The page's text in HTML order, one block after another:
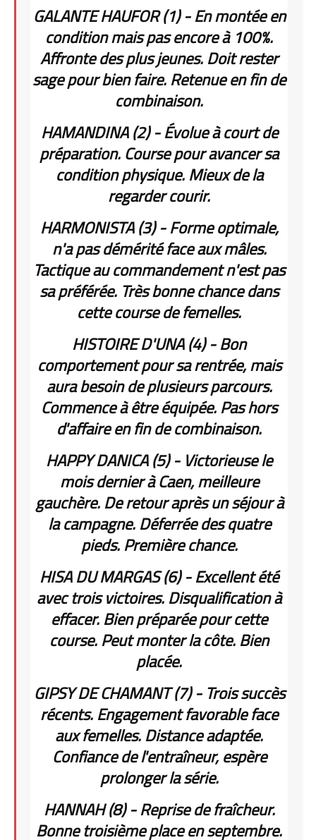
GALANTE HAUFOR (1) - En montée en
condition mais pas encore à 100%.
Affronte des plus jeunes. Doit rester
sage pour bien faire. Retenue en fin de
combinaison.
HAMANDINA (2) - Évolue à court de
préparation. Course pour avancer sa
condition physique. Mieux de la
regarder courir.
HARMONISTA (3) - Forme optimale,
n'a pas démérité face aux mâles.
Tactique au commandement n'est pas
sa préférée. Très bonne chance dans
cette course de femelles.
HISTOIRE D'UNA (4) - Bon
comportement pour sa rentrée, mais
aura besoin de plusieurs parcours.
Commence à être équipée. Pas hors
d'affaire en fin de combinaison.
HAPPY DANICA (5) - Victorieuse le
mois dernier à Caen, meilleure
gauchère. De retour après un séjour à
la campagne. Déferrée des quatre
pieds. Première chance.
HISA DU MARGAS (6) - Excellent été
avec trois victoires. Disqualification à
effacer. Bien préparée pour cette
course. Peut monter la côte. Bien
placée.
GIPSY DE CHAMANT (7) - Trois succès
récents. Engagement favorable face
aux femelles. Distance adaptée.
Confiance de l'entraîneur, espère
prolonger la série.
HANNAH (8) - Reprise de fraîcheur.
Bonne troisième place en septembre.